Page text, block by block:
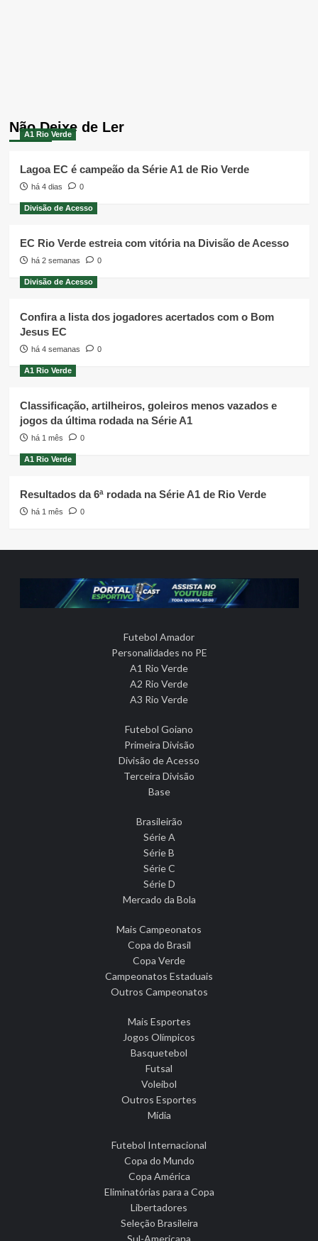
Não Deixe de Ler
A1 Rio Verde
Lagoa EC é campeão da Série A1 de Rio Verde
há 4 dias 0
Divisão de Acesso
EC Rio Verde estreia com vitória na Divisão de Acesso
há 2 semanas 0
Divisão de Acesso
Confira a lista dos jogadores acertados com o Bom
Jesus EC
há 4 semanas 0
A1 Rio Verde
Classificação, artilheiros, goleiros menos vazados e
jogos da última rodada na Série A1
há 1 mês 0
A1 Rio Verde
Resultados da 6ª rodada na Série A1 de Rio Verde
há 1 mês 0
Futebol Amador
Personalidades no PE
A1 Rio Verde
A2 Rio Verde
A3 Rio Verde
Futebol Goiano
Primeira Divisão
Divisão de Acesso
Terceira Divisão
Base
Brasileirão
Série A
Série B
Série C
Série D
Mercado da Bola
Mais Campeonatos
Copa do Brasil
Copa Verde
Campeonatos Estaduais
Outros Campeonatos
Mais Esportes
Jogos Olímpicos
Basquetebol
Futsal
Voleibol
Outros Esportes
Mídia
Futebol Internacional
Copa do Mundo
Copa América
Eliminatórias para a Copa
Libertadores
Seleção Brasileira
Sul-Americana